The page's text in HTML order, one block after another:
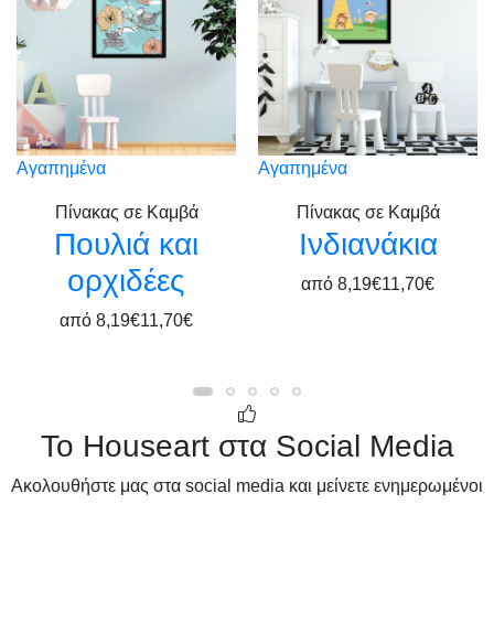
Αγαπημένα
Πίνακας σε Καμβά
Πουλιά και
ορχιδέες
από 8,19€11,70€
Αγαπημένα
Πίνακας σε Καμβά
Ινδιανάκια
από 8,19€11,70€
Το Houseart στα Social Media
Ακολουθήστε μας στα social media και μείνετε ενημερωμένοι